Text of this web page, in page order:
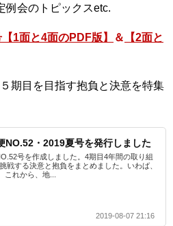
例会のトピックスetc.
1面と4面のPDF版】 ＆
【2面と
期目を目指す抱負と決意を特集
NO.52・2019夏号を発行しました
号を作成しました。4期目4年間の取り組
戦する決意と抱負をまとめました。いわば、
これから、地...
2019-08-07 21:16